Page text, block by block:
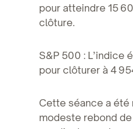
pour atteindre 15
clôture.
S&P 500 : L’indice
pour clôturer à 4
Cette séance a été
modeste rebond